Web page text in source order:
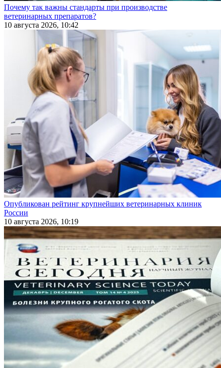
Почему так важны стандарты при производстве
ветеринарных препаратов?
10 августа 2026, 10:42
Опубликован рейтинг крупнейших ветеринарных клиник
России
10 августа 2026, 10:19